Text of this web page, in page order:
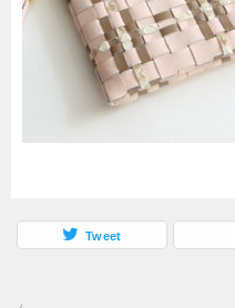
Tweet